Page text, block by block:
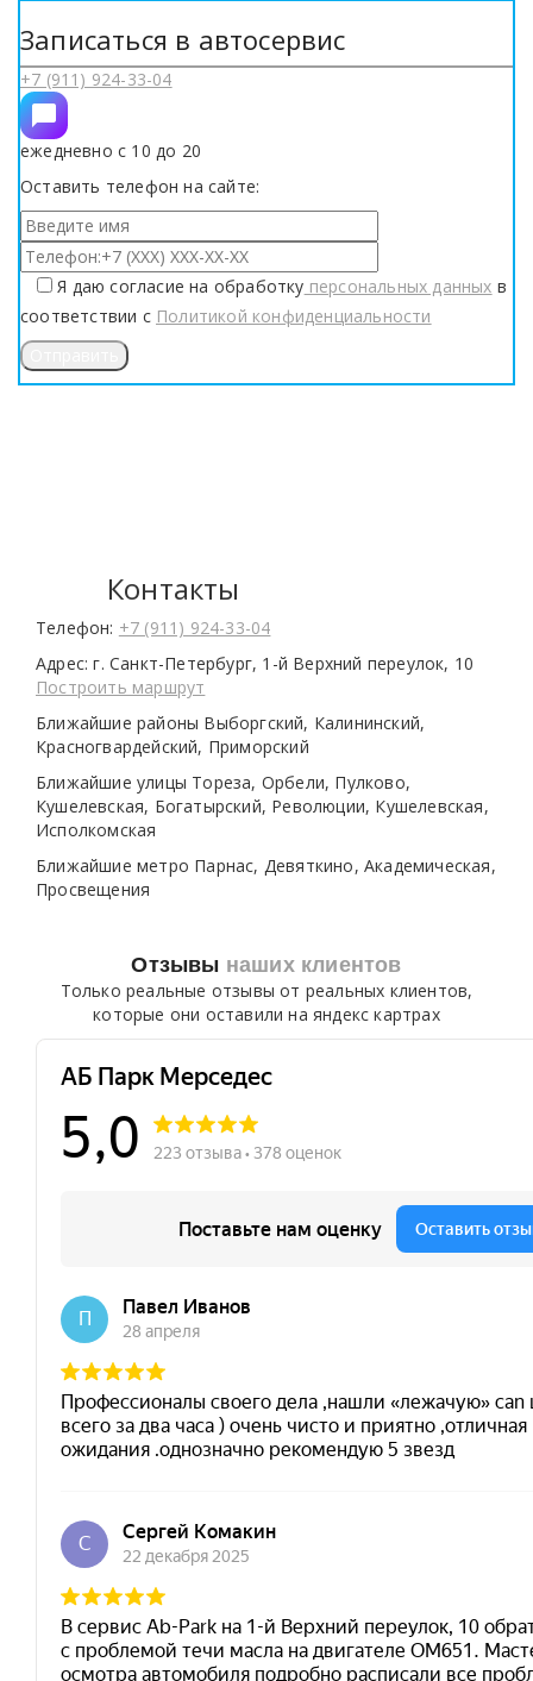
Записаться в автосервис
+7 (911) 924-33-04
ежедневно с 10 до 20
Оставить телефон на сайте:
Я даю согласие на обработку персональных данных в
соответствии с Политикой конфиденциальности
Контакты
Телефон: +7 (911) 924-33-04
Адрес:г. Санкт-Петербург, 1-й Верхний переулок, 10
Построить маршрут
Ближайшие районы Выборгский, Калининский,
Красногвардейский, Приморский
Ближайшие улицы Тореза, Орбели, Пулково,
Кушелевская, Богатырский, Революции, Кушелевская,
Исполкомская
Ближайшие метро Парнас, Девяткино, Академическая,
Просвещения
Отзывы наших клиентов
Только реальные отзывы от реальных клиентов,
которые они оставили на яндекс картрах